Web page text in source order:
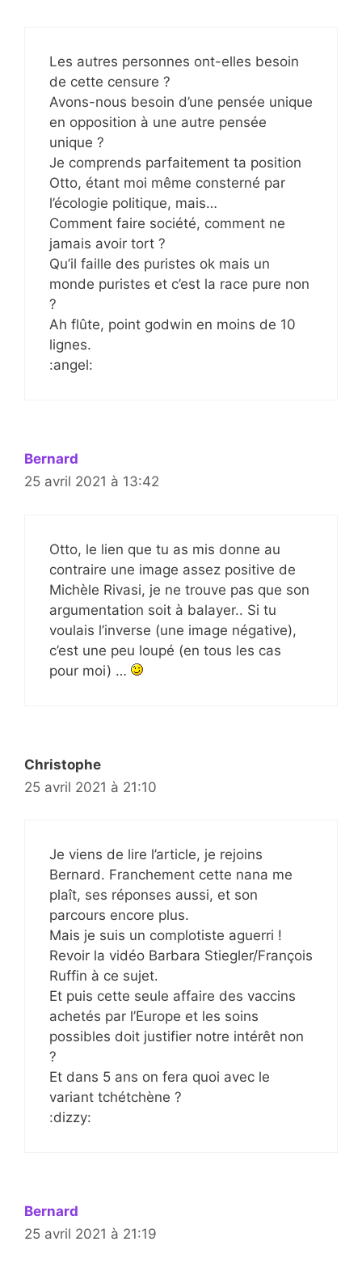
Les autres personnes ont-elles besoin
de cette censure ?
Avons-nous besoin d’une pensée unique
en opposition à une autre pensée
unique ?
Je comprends parfaitement ta position
Otto, étant moi même consterné par
l’écologie politique, mais…
Comment faire société, comment ne
jamais avoir tort ?
Qu’il faille des puristes ok mais un
monde puristes et c’est la race pure non
?
Ah flûte, point godwin en moins de 10
lignes.
:angel:
Bernard
25 avril 2021 à 13:42
Otto, le lien que tu as mis donne au
contraire une image assez positive de
Michèle Rivasi, je ne trouve pas que son
argumentation soit à balayer.. Si tu
voulais l’inverse (une image négative),
c’est une peu loupé (en tous les cas
pour moi) …
Christophe
25 avril 2021 à 21:10
Je viens de lire l’article, je rejoins
Bernard. Franchement cette nana me
plaît, ses réponses aussi, et son
parcours encore plus.
Mais je suis un complotiste aguerri !
Revoir la vidéo Barbara Stiegler/François
Ruffin à ce sujet.
Et puis cette seule affaire des vaccins
achetés par l’Europe et les soins
possibles doit justifier notre intérêt non
?
Et dans 5 ans on fera quoi avec le
variant tchétchène ?
:dizzy:
Bernard
25 avril 2021 à 21:19